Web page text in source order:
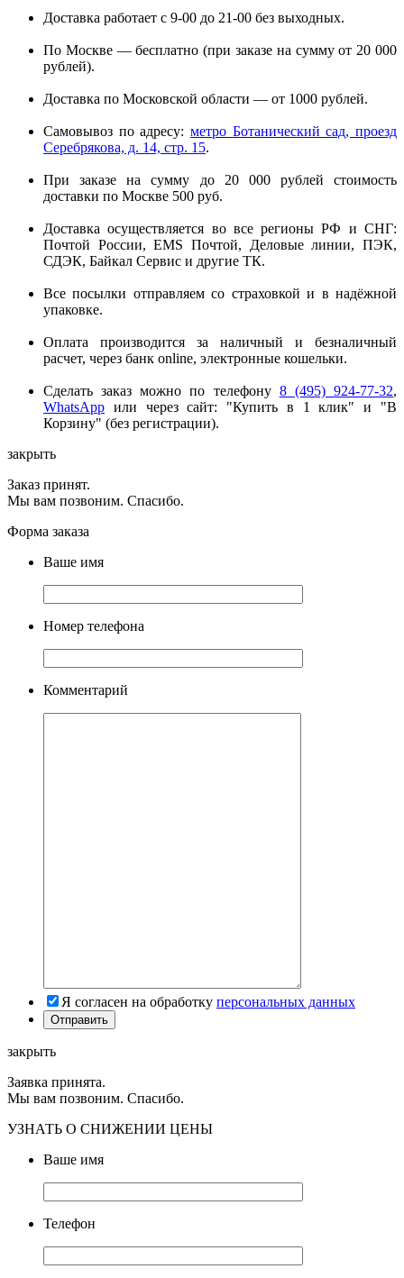
Доставка работает с 9-00 до 21-00 без выходных.
По Москве — бесплатно (при заказе на сумму от 20 000
рублей).
Доставка по Московской области — от 1000 рублей.
Самовывоз по адресу: метро Ботанический сад, проезд
Серебрякова, д. 14, стр. 15.
При заказе на сумму до 20 000 рублей стоимость
доставки по Москве 500 руб.
Доставка осуществляется во все регионы РФ и СНГ:
Почтой России, EMS Почтой, Деловые линии, ПЭК,
СДЭК, Байкал Сервис и другие ТК.
Все посылки отправляем со страховкой и в надёжной
упаковке.
Оплата производится за наличный и безналичный
расчет, через банк online, электронные кошельки.
Сделать заказ можно по телефону 8 (495) 924-77-32,
WhatsApp или через сайт: "Купить в 1 клик" и "В
Корзину" (без регистрации).
закрыть
Заказ принят.
Мы вам позвоним. Спасибо.
Форма заказа
Ваше имя
Номер телефона
Комментарий
Я согласен на обработку персональных данных
закрыть
Заявка принята.
Мы вам позвоним. Спасибо.
УЗНАТЬ О СНИЖЕНИИ ЦЕНЫ
Ваше имя
Телефон